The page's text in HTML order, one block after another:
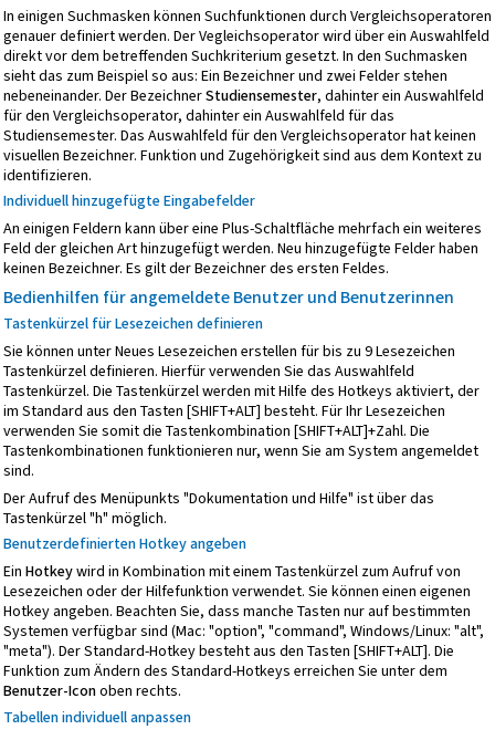
In einigen Suchmasken können Suchfunktionen durch Vergleichsoperatoren
genauer definiert werden. Der Vegleichsoperator wird über ein Auswahlfeld
direkt vor dem betreffenden Suchkriterium gesetzt. In den Suchmasken
sieht das zum Beispiel so aus: Ein Bezeichner und zwei Felder stehen
nebeneinander. Der BezeichnerStudiensemester, dahinter ein Auswahlfeld
für den Vergleichsoperator, dahinter ein Auswahlfeld für das
Studiensemester. Das Auswahlfeld für den Vergleichsoperator hat keinen
visuellen Bezeichner. Funktion und Zugehörigkeit sind aus dem Kontext zu
identifizieren.
Individuell hinzugefügte Eingabefelder
An einigen Feldern kann über eine Plus-Schaltfläche mehrfach ein weiteres
Feld der gleichen Art hinzugefügt werden. Neu hinzugefügte Felder haben
keinen Bezeichner. Es gilt der Bezeichner des ersten Feldes.
Bedienhilfen für angemeldete Benutzer und Benutzerinnen
Tastenkürzel für Lesezeichen definieren
Sie können unter Neues Lesezeichen erstellen für bis zu 9 Lesezeichen
Tastenkürzel definieren. Hierfür verwenden Sie das Auswahlfeld
Tastenkürzel. Die Tastenkürzel werden mit Hilfe des Hotkeys aktiviert, der
im Standard aus den Tasten [SHIFT+ALT] besteht. Für Ihr Lesezeichen
verwenden Sie somit die Tastenkombination [SHIFT+ALT]+Zahl. Die
Tastenkombinationen funktionieren nur, wenn Sie am System angemeldet
sind.
Der Aufruf des Menüpunkts "Dokumentation und Hilfe" ist über das
Tastenkürzel "h" möglich.
BenutzerdefiniertenHotkey angeben
Ein Hotkeywird in Kombination mit einem Tastenkürzel zum Aufruf von
Lesezeichen oder der Hilfefunktion verwendet. Sie können einen eigenen
Hotkey angeben. Beachten Sie, dass manche Tasten nur auf bestimmten
Systemen verfügbar sind (Mac: "option", "command", Windows/Linux: "alt",
"meta"). Der Standard-Hotkey besteht aus den Tasten [SHIFT+ALT]. Die
Funktion zum Ändern des Standard-Hotkeys erreichen Sie unter dem
Benutzer-Iconoben rechts.
Tabellen individuell anpassen